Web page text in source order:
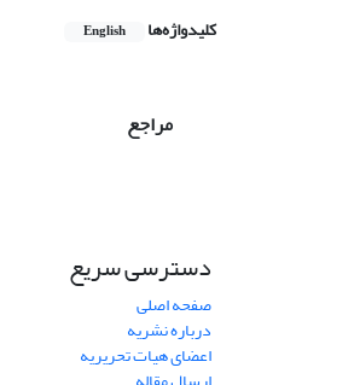
کلیدواژه‌ها English
مراجع
دسترسی سریع
صفحه اصلی
درباره نشریه
اعضای هیات تحریریه